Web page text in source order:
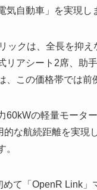
気自動車」を実現し
ックは、全長を抑
リアシート2席、助
、この価格帯では前
60kWの軽量モータ
的な航続距離を実現
。
めて「OpenR Link